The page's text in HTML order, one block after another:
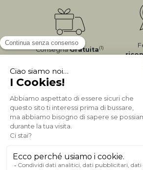
ConsegnaGratuita(1)
Pagamento sicuro